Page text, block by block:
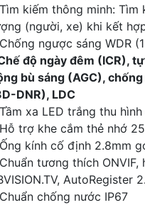
kiếm thông minh:
(người, xe) khi kết
ngược sáng WDR
độ ngày đêm (ICR),
bù sáng (AGC),
DNR), LDC
xa LED trắng thu
trợ khe cắm thẻ nhớ
kính cố định 2.8mm
tương thích
AutoRegister
chống nước IP67